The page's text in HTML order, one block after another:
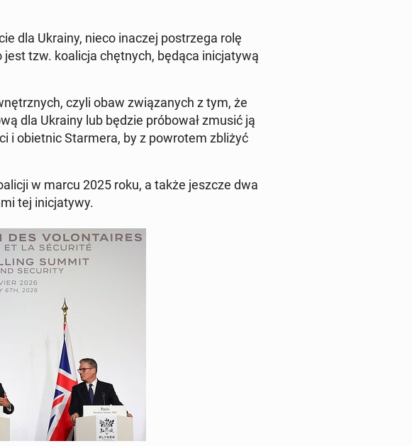
dla Ukrainy, nieco inaczej po­strze­ga rolę
tzw. ko­ali­cja chęt­nych, będąca ini­cja­ty­wą
czyli obaw zwią­za­nych z tym, że
dla Ukrainy lub będzie pró­bo­wał zmusić ją
i obiet­nic Star­me­ra, by z po­wro­tem zbliżyć
w marcu 2025 roku, a także jeszcze dwa
tej ini­cja­ty­wy.